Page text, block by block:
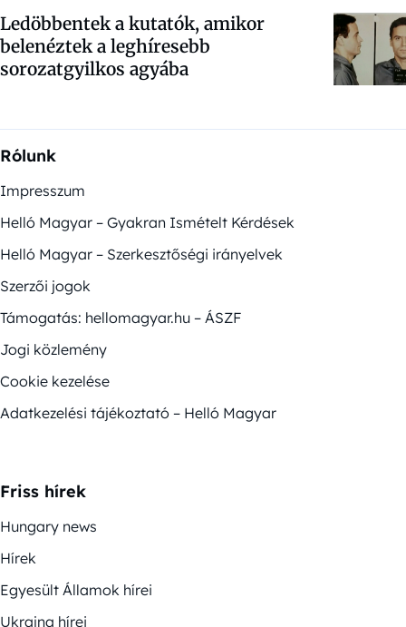
Ledöbbentek a kutatók, amikor
belenéztek a leghíresebb
sorozatgyilkos agyába
Rólunk
Impresszum
Helló Magyar – Gyakran Ismételt Kérdések
Helló Magyar – Szerkesztőségi irányelvek
Szerzői jogok
Támogatás: hellomagyar.hu – ÁSZF
Jogi közlemény
Cookie kezelése
Adatkezelési tájékoztató – Helló Magyar
Friss hírek
Hungary news
Hírek
Egyesült Államok hírei
Ukrajna hírei